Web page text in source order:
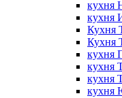
кухня
кухня
Кухня
Кухня
кухня
кухня
кухня
кухня